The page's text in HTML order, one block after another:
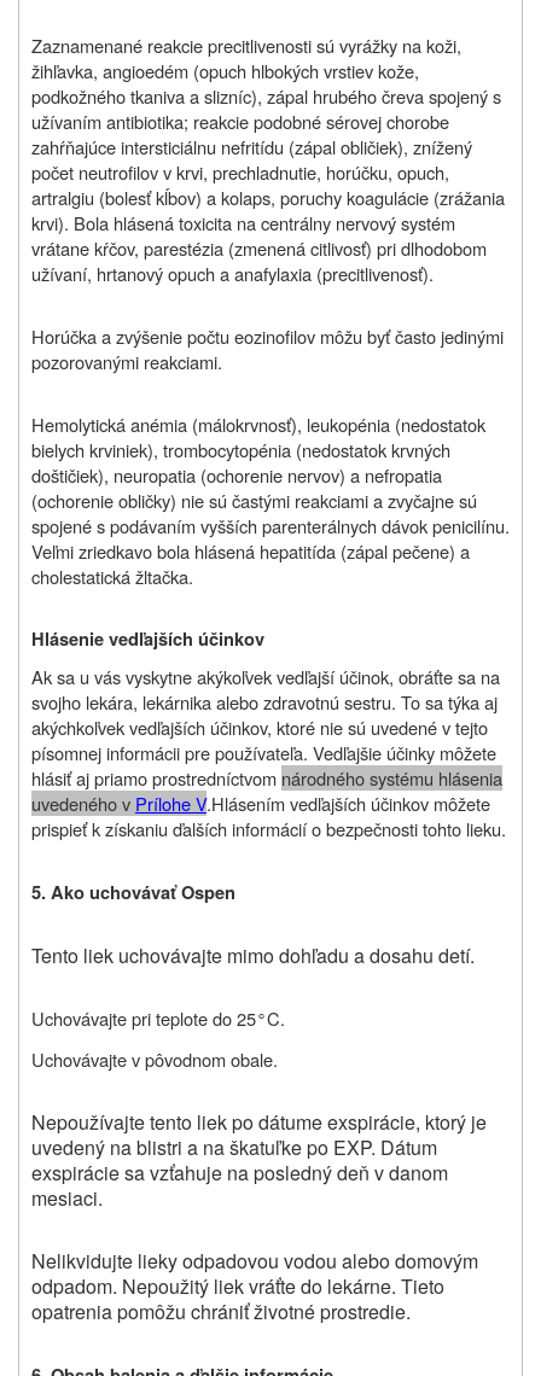
Zaznamenané reakcie precitlivenosti sú vyrážky na koži,
žihľavka, angioedém (opuch hlbokých vrstiev kože,
podkožného tkaniva a slizníc), zápal hrubého čreva spojený s
užívaním antibiotika; reakcie podobné sérovej chorobe
zahŕňajúce intersticiálnu nefritídu (zápal obličiek), znížený
počet neutrofilov v krvi, prechladnutie, horúčku, opuch,
artralgiu (bolesť kĺbov) a kolaps, poruchy koagulácie (zrážania
krvi). Bola hlásená toxicita na centrálny nervový systém
vrátane kŕčov, parestézia (zmenená citlivosť) pri dlhodobom
užívaní, hrtanový opuch a anafylaxia (precitlivenosť).
Horúčka a zvýšenie počtu eozinofilov môžu byť často jedinými
pozorovanými reakciami.
Hemolytická anémia (málokrvnosť), leukopénia (nedostatok
bielych krviniek), trombocytopénia (nedostatok krvných
doštičiek), neuropatia (ochorenie nervov) a nefropatia
(ochorenie obličky) nie sú častými reakciami a zvyčajne sú
spojené s podávaním vyšších parenterálnych dávok penicilínu.
Veľmi zriedkavo bola hlásená hepatitída (zápal pečene) a
cholestatická žltačka.
Hlásenie vedľajších účinkov
Ak sa u vás vyskytne akýkoľvek vedľajší účinok, obráťte sa na
svojho lekára, lekárnika alebo zdravotnú sestru. To sa týka aj
akýchkoľvek vedľajších účinkov, ktoré nie sú uvedené v tejto
písomnej informácii pre používateľa. Vedľajšie účinky môžete
hlásiť aj priamo prostredníctvom národného systému hlásenia
uvedeného v Prílohe V.Hlásením vedľajších účinkov môžete
prispieť k získaniu ďalších informácií o bezpečnosti tohto lieku.
5. Ako uchovávať Ospen
Tento liek uchovávajte mimo dohľadu a dosahu detí.
Uchovávajte pri teplote do 25°C.
Uchovávajte v pôvodnom obale.
Nepoužívajte tento liek po dátume exspirácie, ktorý je
uvedený na blistri a na škatuľke po EXP. Dátum
exspirácie sa vzťahuje na posledný deň v danom
mesiaci.
Nelikvidujte lieky odpadovou vodou alebo domovým
odpadom. Nepoužitý liek vráťte do lekárne. Tieto
opatrenia pomôžu chrániť životné prostredie.